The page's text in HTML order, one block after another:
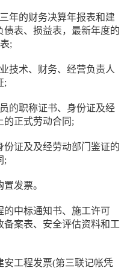
年的财务决算年报表和建
表、损益表，最新年度的
;
技术、财务、经营负责人
;
的职称证书、身份证及经
的正式劳动合同;
份证及及经劳动部门鉴证的
;
发票。
的中标通知书、施工许可
案表、安全评估资料和工
安工程发票(第三联记帐凭